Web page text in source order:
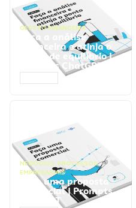
GESTÃO FINANCEIRA
Faça a análise
financeira e atinja o
ponto de equilíbrio |
Prompts ChatGPT
NEGÓCIOS, PROCESSOS
EMPRESARIAIS
Faça uma proposta
comercial | Prompts
ChatGPT